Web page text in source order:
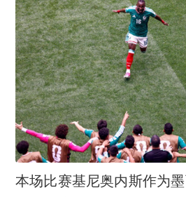
本场比赛基尼奥内斯作为